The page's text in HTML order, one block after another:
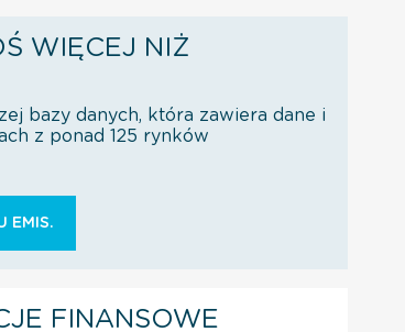
WIĘCEJ NIŻ
bazy danych, która zawiera dane i
z ponad 125 rynków
EMIS.
FINANSOWE